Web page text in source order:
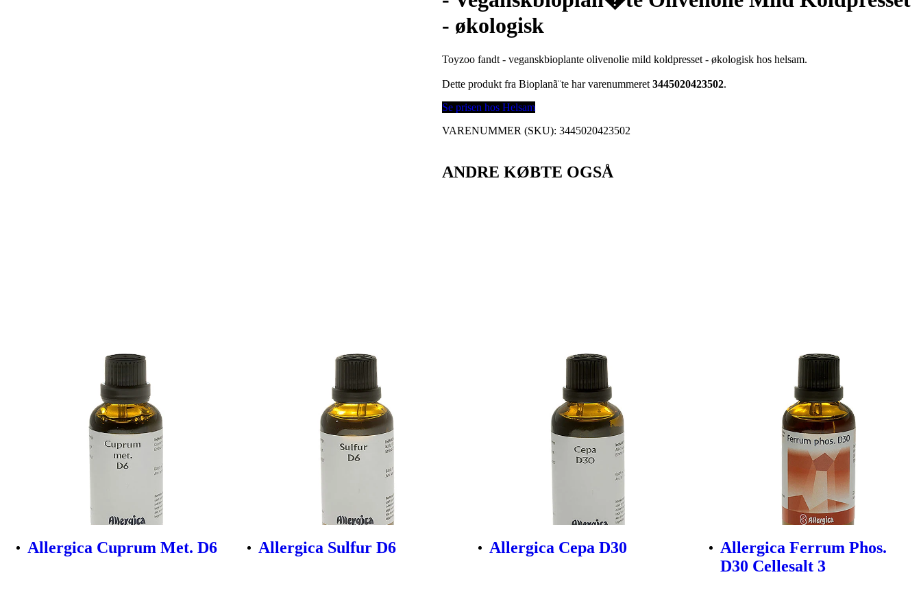
- økologisk
Toyzoo fandt - veganskbioplante olivenolie mild koldpresset - økologisk hos helsam.
Dette produkt fra Bioplanã¨te har varenummeret3445020423502.
Se prisen hos Helsam
VARENUMMER (SKU):3445020423502
ANDRE KØBTE OGSÅ
Allergica Cuprum Met. D6 Allergica Sulfur D6 Allergica Cepa D30
Allergica Ferrum Phos.
D30 Cellesalt 3